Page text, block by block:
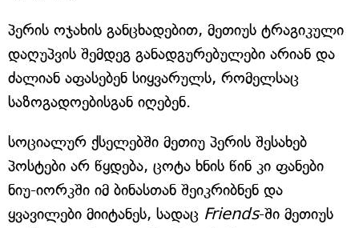
პერის ოჯახის განცხადებით, მეთიუს ტრაგიკული
დაღუპვის შემდეგ განადგურებულები არიან და
ძალიან აფასებენ სიყვარულს, რომელსაც
საზოგადოებისგან იღებენ.
სოციალურ ქსელებში მეთიუ პერის შესახებ
პოსტები არ წყდება, ცოტა ხნის წინ კი ფანები
ნიუ-იორკში იმ ბინასთან შეიკრიბნენ და
ყვავილები მიიტანეს, სადაც Friends-ში მეთიუს